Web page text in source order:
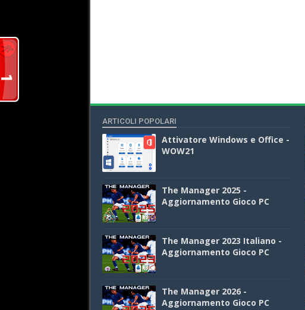
ARTICOLI POPOLARI
Attivatore Windows e Office -
WOW21
The Manager 2025 -
Aggiornamento Gioco PC
The Manager 2023 Italiano -
Aggiornamento Gioco PC
The Manager 2026 -
Aggiornamento Gioco PC